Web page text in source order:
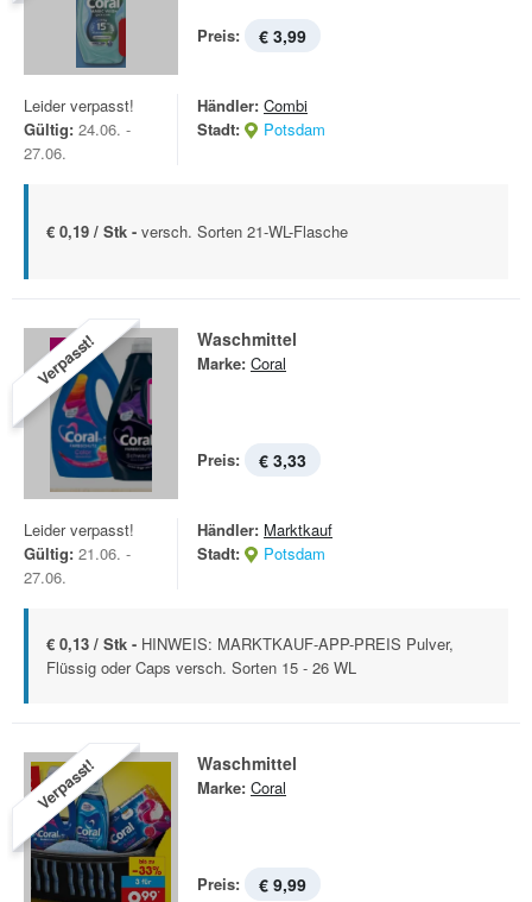
Preis: € 3,99
Leider verpasst!
Gültig: 24.06. -
27.06.
Händler: Combi
Stadt:
Potsdam
€ 0,19 / Stk - versch. Sorten 21-WL-Flasche
Verpasst! Waschmittel
Marke: Coral
Preis: € 3,33
Leider verpasst!
Gültig: 21.06. -
27.06.
Händler: Marktkauf
Stadt:
Potsdam
€ 0,13 / Stk - HINWEIS: MARKTKAUF-APP-PREIS Pulver,
Flüssig oder Caps versch. Sorten 15 - 26 WL
Verpasst! Waschmittel
Marke: Coral
Preis: € 9,99